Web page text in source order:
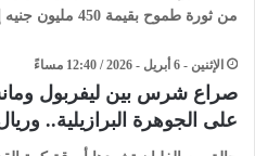
من ثورة طموح بقيمة 450 مليون جنيه إسترليني إلى…
الإثنين - 6 أبريل - 2026 / 12:40 مساءً
صراع شرس بين ليفربول
على الجوهرة البرازيلية..